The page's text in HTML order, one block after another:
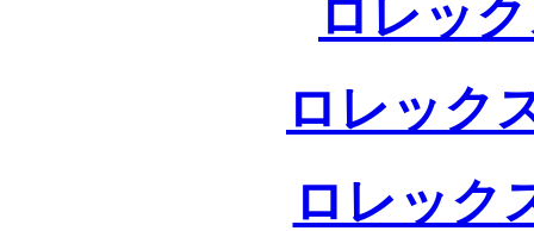
ロレッ
ロレック
ロレック